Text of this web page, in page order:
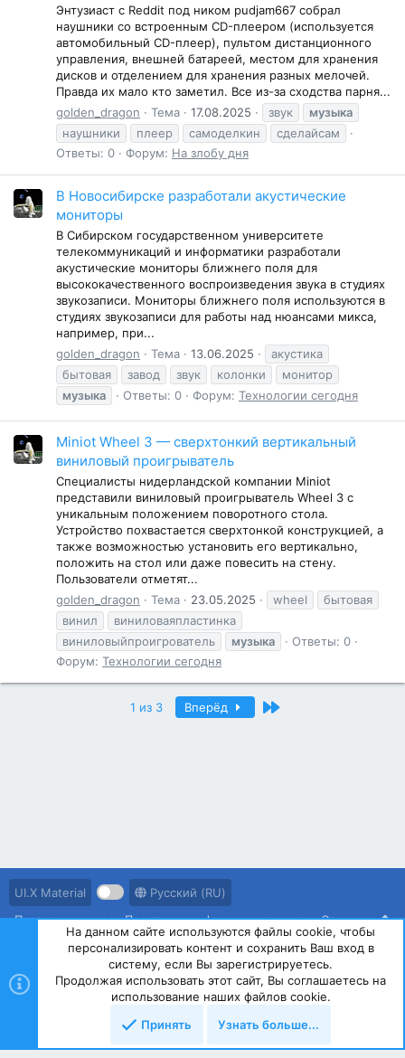
Энтузиаст с Reddit под ником pudjam667 собрал
наушники со встроенным CD-плеером (используется
автомобильный CD-плеер), пультом дистанционного
управления, внешней батареей, местом для хранения
дисков и отделением для хранения разных мелочей.
Правда их мало кто заметил. Все из-за сходства парня...
golden_dragon
Тема 17.08.2025 звук
музыка
наушники
плеер самоделкин
сделайсам
Ответы: 0
Форум: На злобу дня
В Новосибирске разработали акустические
мониторы
В Сибирском государственном университете
телекоммуникаций и информатики разработали
акустические мониторы ближнего поля для
высококачественного воспроизведения звука в студиях
звукозаписи. Мониторы ближнего поля используются в
студиях звукозаписи для работы над нюансами микса,
например, при...
golden_dragon
Тема 13.06.2025
акустика
бытовая
завод звук колонки
монитор
музыка
Ответы: 0 Форум: Технологии сегодня
Miniot Wheel 3 — сверхтонкий вертикальный
виниловый проигрыватель
Специалисты нидерландской компании Miniot
представили виниловый проигрыватель Wheel 3 с
уникальным положением поворотного стола.
Устройство похвастается сверхтонкой конструкцией, а
также возможностью установить его вертикально,
положить на стол или даже повесить на стену.
Пользователи отметят...
golden_dragon
Тема 23.05.2025 wheel
бытовая
винил
виниловаяпластинка
виниловыйпроигрователь
музыка
Ответы: 0
Форум: Технологии сегодня
1 из 3 Вперёд Последний
UI.X Material
Русский (RU)
Правила ресурса
Политика конфиденциальности Справка
Community platform by XenForo © 2010-2023 XenForo Ltd.
На данном сайте используются файлы cookie, чтобы
персонализировать контент и сохранить Ваш вход в
систему, если Вы зарегистрируетесь.
Продолжая использовать этот сайт, Вы соглашаетесь на
использование наших файлов cookie.
Принять
Узнать больше...